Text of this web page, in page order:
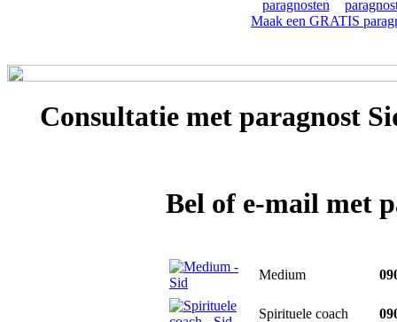
Maak een GRATIS
Consultatie met paragnost
Bel of e-mail met
Medium
Spirituele coach